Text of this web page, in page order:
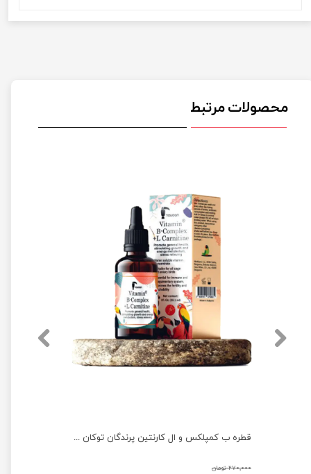
محصولات مرتبط
قطره ب کمپلکس و ال کارنتین پرندگان توکان حجم ۳۰ میلی لیتر
۲۷۰,۰۰۰ تومان